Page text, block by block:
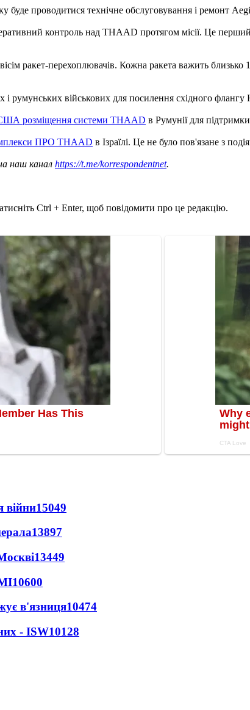
буде проводитися технічне обслуговування і ремонт
контроль над THAAD протягом місії. Це
ракет-перехоплювачів. Кожна ракета важить
і румунських військових для посилення східного
розміщення системи THAAD в Румунії для
ПРО THAAD в Ізраїлі. Це не було пов'язане з
наш канал https://t.me/korrespondentnet.
Ctrl + Enter, щоб повідомити про це редакцію.
війни15049
13897
13449
10600
в'язниця10474
- ISW10128